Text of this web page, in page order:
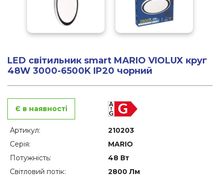
LED світильник smart MARIO VIOLUX круг
48W 3000-6500K IP20 чорний
Є в наявності
Артикул:
210203
Серія:
MARIO
Потужність:
48 Вт
Світловий потік:
2800 Лм